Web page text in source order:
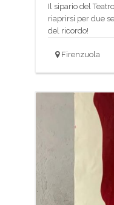
Il sipario del
riaprirsi per due
del ricordo!
Firenzuola